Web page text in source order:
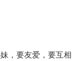
，要友爱，要互相